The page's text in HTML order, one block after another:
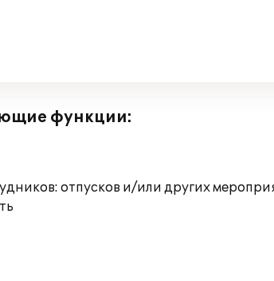
функции:
отпусков и/или других